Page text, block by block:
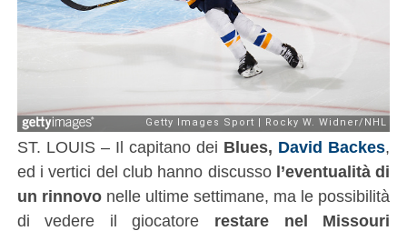
ST. LOUIS – Il capitano dei Blues, David Backes,
ed i vertici del club hanno discusso l’eventualità di
un rinnovonelle ultime settimane, ma le possibilità
di vedere il giocatore restare nel Missouri